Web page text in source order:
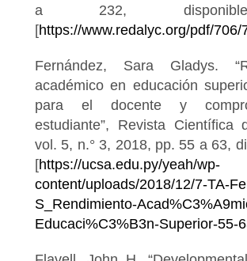
a 232,
[https://www.redalyc.org/pdf/706/
Fernández, Sara Gladys.
académico en educación
para el docente y
estudiante”, Revista Científica
vol. 5, n.° 3, 2018, pp. 55 a 63,
[https://ucsa.edu.py/yeah/wp-
content/uploads/2018/12/7-TA-
S_Rendimiento-
Educaci%C3%B3n-Superior-55-